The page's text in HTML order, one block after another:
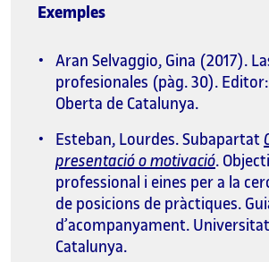
Exemples
Aran Selvaggio, Gina (2017).
profesionales (pàg. 30).
Oberta de Catalunya.
Esteban, Lourdes. Subapartat
presentació o motivació.
professional i eines per a la
de posicions de pràctiques.
d’acompanyament.
Catalunya.